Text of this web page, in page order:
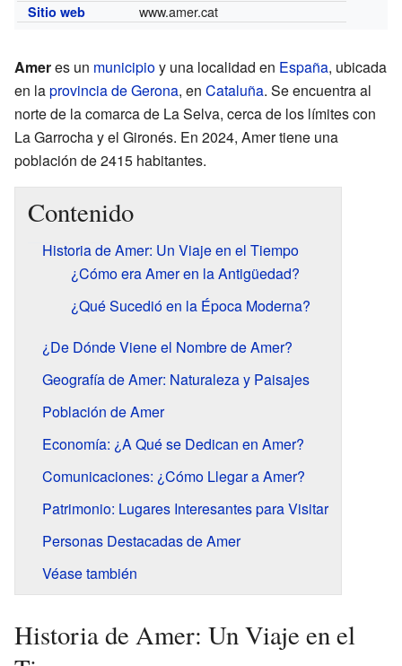
Sitio web www.amer.cat
Ameres un municipioy una localidad en España, ubicada
en laprovincia de Gerona, en Cataluña. Se encuentra al
norte de la comarca de La Selva, cerca de los límites con
La Garrocha y el Gironés. En 2024, Amer tiene una
población de 2415 habitantes.
Contenido
Historia de Amer: Un Viaje en el Tiempo
¿Cómo era Amer en la Antigüedad?
¿Qué Sucedió en la Época Moderna?
¿De Dónde Viene el Nombre de Amer?
Geografía de Amer: Naturaleza y Paisajes
Población de Amer
Economía: ¿A Qué se Dedican en Amer?
Comunicaciones: ¿Cómo Llegar a Amer?
Patrimonio: Lugares Interesantes para Visitar
Personas Destacadas de Amer
Véase también
Historia de Amer: Un Viaje en el